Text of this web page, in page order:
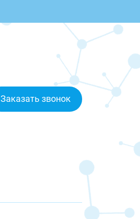
Заказать звонок